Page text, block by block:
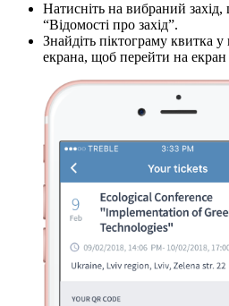
Натисніть на вибраний
“Відомості про захід”.
Знайдіть піктограму квитка
екрана, щоб перейти на